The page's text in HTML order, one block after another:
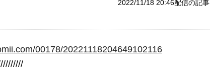
2022/11/18 20:46配信の記事
00178/20221118204649102116